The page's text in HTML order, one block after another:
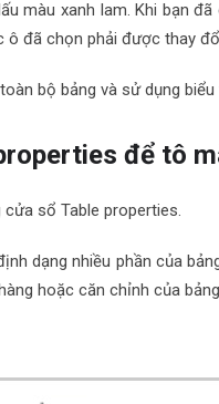
màu xanh lam. Khi bạn
đã chọn phải được thay
bộ bảng và sử dụng
để tô
sổ Table properties.
dạng nhiều phần của
hoặc căn chỉnh của